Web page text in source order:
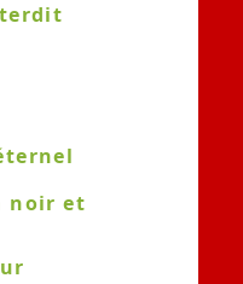
noir et